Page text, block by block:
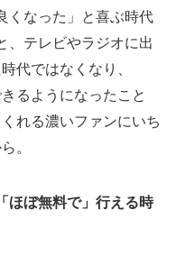
くなった」と喜ぶ時代
、テレビやラジオに出
代ではなくなり、
るようになったこと
れる濃いファンにいち
。
ほぼ無料で」行える時